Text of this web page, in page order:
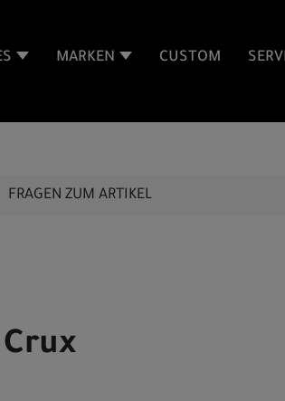
MARKEN CUSTOM
FRAGEN ZUM ARTIKEL